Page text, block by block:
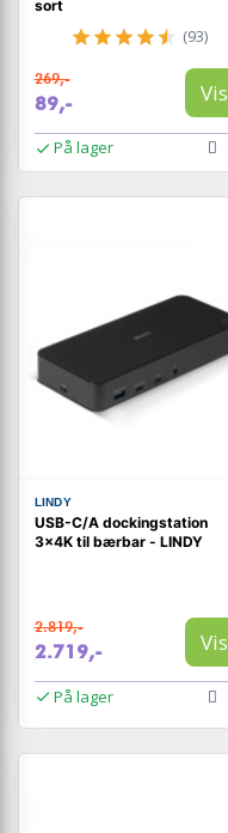
sort
(93)
269,-
89,- Vis
På lager
LINDY
USB-C/A dockingstation
3x4K til bærbar - LINDY
2.819,-
2.719,- Vis
På lager